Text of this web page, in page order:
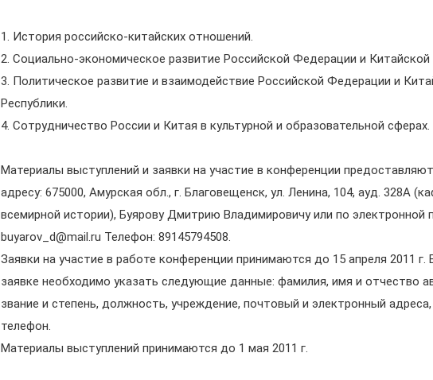
1. История российско-китайских отношений.
2. Социально-экономическое развитие Российской Федерации и Китайской
3. Политическое развитие и взаимодействие Российской Федерации и
Республики.
4. Сотрудничество России и Китая в культурной и образовательной сферах.
Материалы выступлений и заявки на участие в конференции
адресу: 675000, Амурская обл., г. Благовещенск, ул. Ленина, 104, ауд. 328А
всемирной истории), Буярову Дмитрию Владимировичу или по электронной
buyarov_d@mail.ru Телефон: 89145794508.
Заявки на участие в работе конференции принимаются до 15 апреля 2011 г.
заявке необходимо указать следующие данные: фамилия, имя и отчество
звание и степень, должность, учреждение, почтовый и электронный
телефон.
Материалы выступлений принимаются до 1 мая 2011 г.